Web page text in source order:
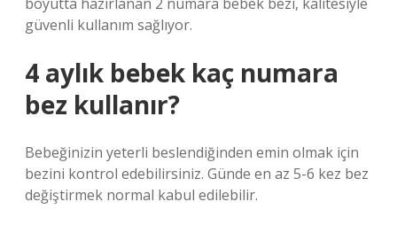
güvenli kullanım sağlıyor.
4 aylık bebek kaç numara
bez kullanır?
Bebeğinizin yeterli beslendiğinden emin olmak için
bezini kontrol edebilirsiniz. Günde en az 5-6 kez bez
değiştirmek normal kabul edilebilir.